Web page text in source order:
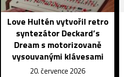
Love Hultén vytvořil retro
syntezátor Deckard’s
Dream s motorizovaně
vysouvanými klávesami
20. července 2026